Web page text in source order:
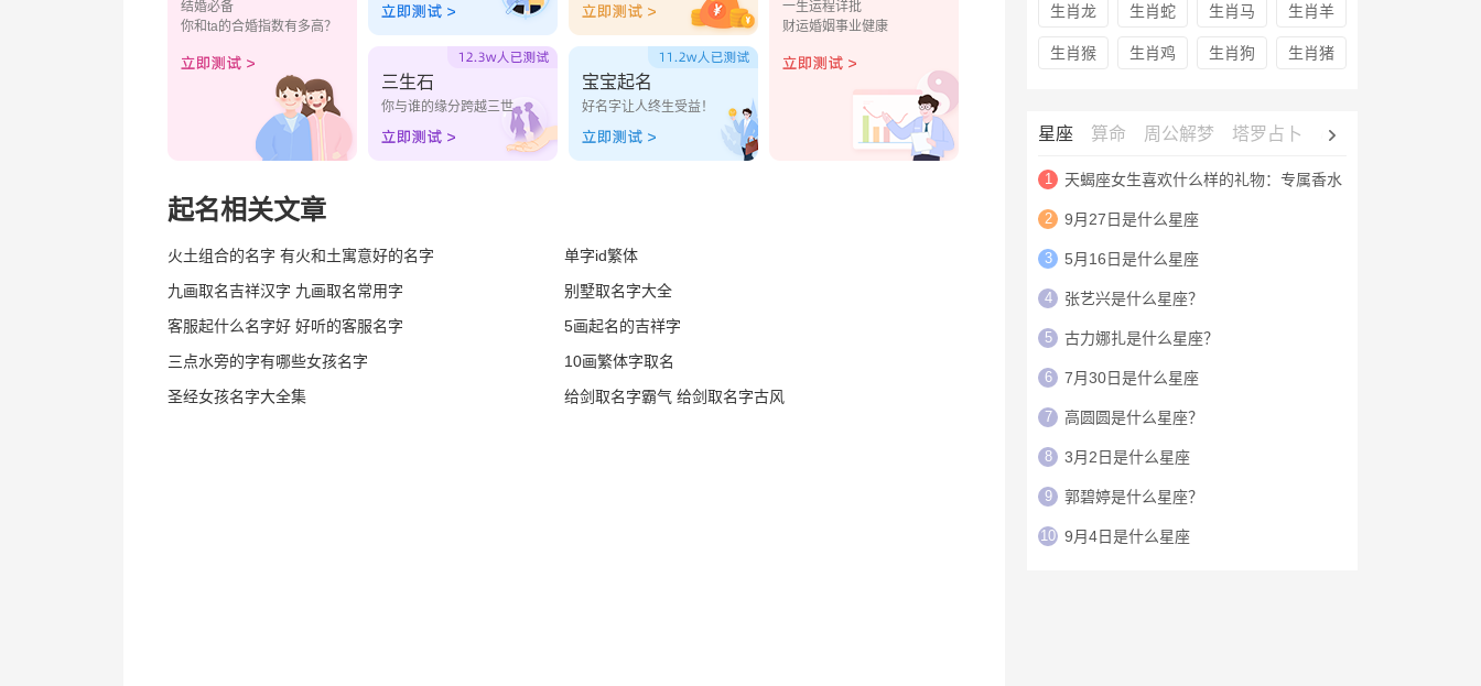
结婚必备
你和ta的合婚指数有多高？
三生石
你与谁的缘分跨越三世
宝宝起名
好名字让人终生受益！
一生运程详批
财运婚姻事业健康
起名相关文章
火土组合的名字 有火和土寓意好的名字
单字id繁体
九画取名吉祥汉字 九画取名常用字
别墅取名字大全
客服起什么名字好 好听的客服名字
5画起名的吉祥字
三点水旁的字有哪些女孩名字
10画繁体字取名
圣经女孩名字大全集
给剑取名字霸气 给剑取名字古风
生肖龙 生肖蛇 生肖马 生肖羊
生肖猴 生肖鸡 生肖狗 生肖猪
星座 算命 周公解梦 塔罗占卜 心理测试
1 天蝎座女生喜欢什么样的礼物：专属香水
2 9月27日是什么星座
3 5月16日是什么星座
4 张艺兴是什么星座？
5 古力娜扎是什么星座？
6 7月30日是什么星座
7 高圆圆是什么星座？
8 3月2日是什么星座
9 郭碧婷是什么星座？
10 9月4日是什么星座